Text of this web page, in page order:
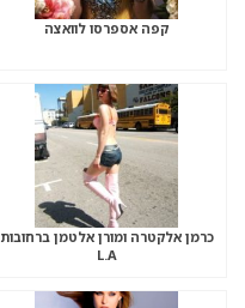
קפה אספרסו לוואצה
כרמן אלקטרה ומורן אלטמן ברחובות
L.A